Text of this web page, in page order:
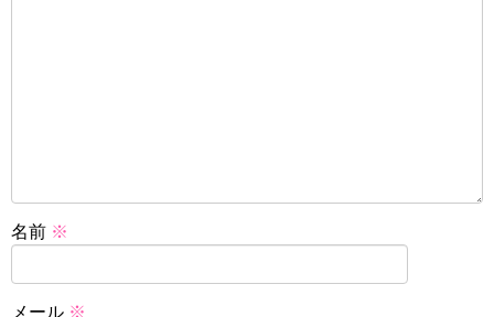
名前 ※
メール ※